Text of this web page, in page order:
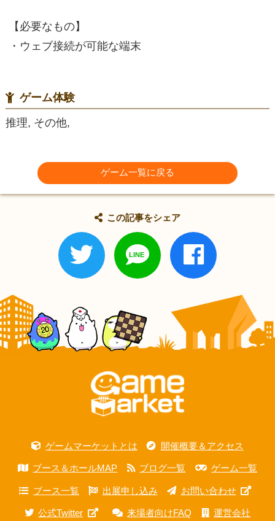
【必要なもの】
・ウェブ接続が可能な端末
ゲーム体験
推理, その他,
ゲーム一覧に戻る
この記事をシェア
ゲームマーケットとは 開催概要＆アクセス
ブース＆ホールMAP ブログ一覧 ゲーム一覧
ブース一覧 出展申し込み お問い合わせ
公式Twitter 来場者向けFAQ 運営会社